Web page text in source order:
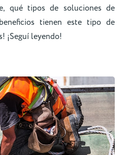
qué tipos de soluciones de
tienen este tipo de
¡Seguí leyendo!